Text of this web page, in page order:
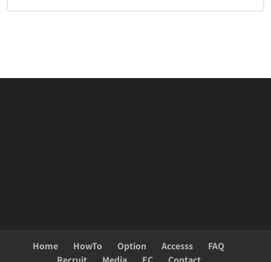
Home HowTo Option Accesss
FAQ
Recruit
Media EC Contact